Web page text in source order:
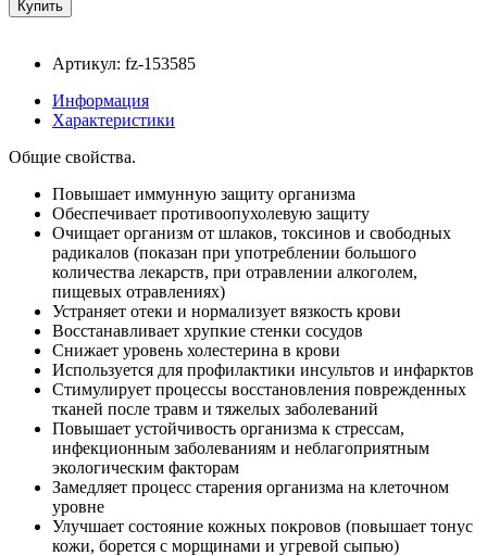
Артикул: fz-153585
Информация
Характеристики
Общие свойства.
Повышает иммунную защиту организма
Обеспечивает противоопухолевую защиту
Очищает организм от шлаков, токсинов и свободных
радикалов (показан при употреблении большого
количества лекарств, при отравлении алкоголем,
пищевых отравлениях)
Устраняет отеки и нормализует вязкость крови
Восстанавливает хрупкие стенки сосудов
Снижает уровень холестерина в крови
Используется для профилактики инсультов и инфарктов
Стимулирует процессы восстановления поврежденных
тканей после травм и тяжелых заболеваний
Повышает устойчивость организма к стрессам,
инфекционным заболеваниям и неблагоприятным
экологическим факторам
Замедляет процесс старения организма на клеточном
уровне
Улучшает состояние кожных покровов (повышает тонус
кожи, борется с морщинами и угревой сыпью)